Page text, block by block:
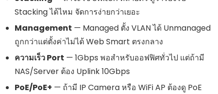
Stacking ได้ไหม จัดการง่ายกว่าเยอะ
Management — Managed ตั้ง VLAN ได้ Unmanaged
ถูกกว่าแต่ตั้งค่าไม่ได้ Web Smart ตรงกลาง
ความเร็ว Port — 1Gbps พอสำหรับออฟฟิศทั่วไป แต่ถ้ามี
NAS/Server ต้อง Uplink 10Gbps
PoE/PoE+ — ถ้ามี IP Camera หรือ WiFi AP ต้องดู PoE